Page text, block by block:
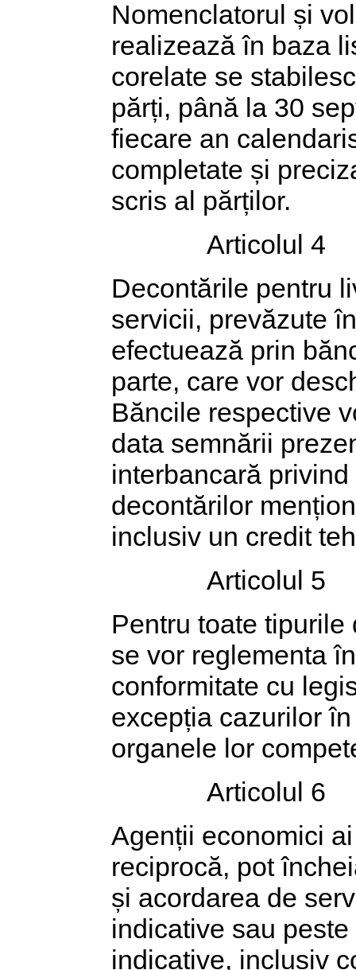
Nomenclatorul și
realizează în baza
corelate se
părți, până la 30
fiecare an
completate și
scris al părților.
Articolul 4
Decontările pentru
servicii, prevăzute
efectuează prin
parte, care vor
Băncile respective
data semnării
interbancară
decontărilor
inclusiv un credit
Articolul 5
Pentru toate
se vor reglementa
conformitate cu
excepția cazurilor
organele lor
Articolul 6
Agenții economici
reciprocă, pot
și acordarea de
indicative sau
indicative, inclusiv